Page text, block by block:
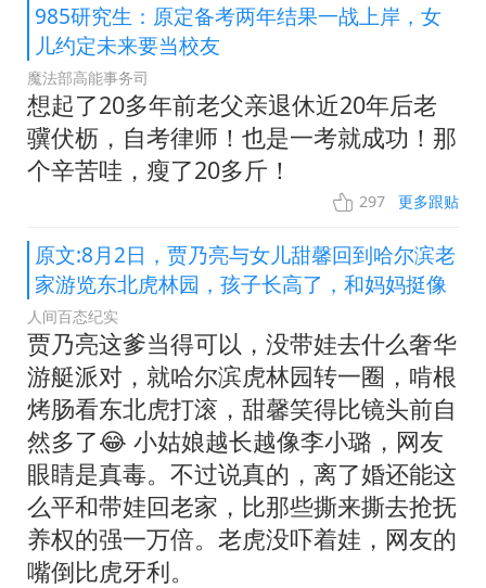
985研究生：原定备考两年结果一战上岸，女
儿约定未来要当校友
魔法部高能事务司
想起了20多年前老父亲退休近20年后老
骥伏枥，自考律师！也是一考就成功！那
个辛苦哇，瘦了20多斤！
297 更多跟贴
原文:8月2日，贾乃亮与女儿甜馨回到哈尔滨老
家游览东北虎林园，孩子长高了，和妈妈挺像
人间百态纪实
贾乃亮这爹当得可以，没带娃去什么奢华
游艇派对，就哈尔滨虎林园转一圈，啃根
烤肠看东北虎打滚，甜馨笑得比镜头前自
然多了😂 小姑娘越长越像李小璐，网友
眼睛是真毒。不过说真的，离了婚还能这
么平和带娃回老家，比那些撕来撕去抢抚
养权的强一万倍。老虎没吓着娃，网友的
嘴倒比虎牙利。